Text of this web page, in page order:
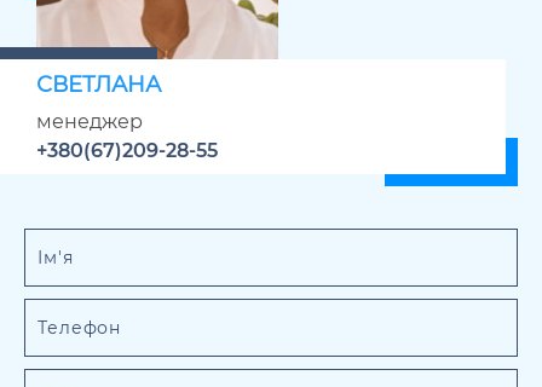
СВЕТЛАНА
менеджер
+380(67)209-28-55